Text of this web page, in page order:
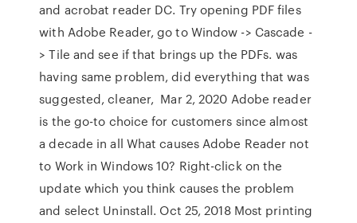
and acrobat reader DC. Try opening PDF files
with Adobe Reader, go to Window -> Cascade -
> Tile and see if that brings up the PDFs. was
having same problem, did everything that was
suggested, cleaner, Mar 2, 2020 Adobe reader
is the go-to choice for customers since almost
a decade in all What causes Adobe Reader not
to Work in Windows 10? Right-click on the
update which you think causes the problem
and select Uninstall. Oct 25, 2018 Most printing